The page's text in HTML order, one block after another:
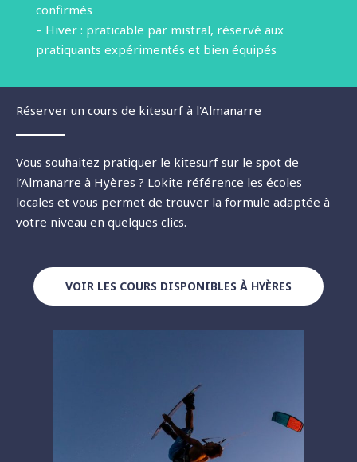
confirmés
– Hiver : praticable par mistral, réservé aux
pratiquants expérimentés et bien équipés
Réserver un cours de kitesurf à l'Almanarre
Vous souhaitez pratiquer le kitesurf sur le spot de
l’Almanarre à Hyères ? Lokite référence les écoles
locales et vous permet de trouver la formule adaptée à
votre niveau en quelques clics.
VOIR LES COURS DISPONIBLES À HYÈRES